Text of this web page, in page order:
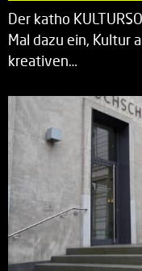
Der katho
Mal dazu ein, Kultur
kreativen…